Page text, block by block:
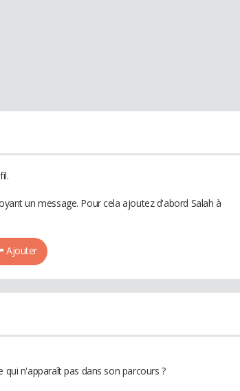
un message. Pour cela ajoutez d'abord Salah à
Ajouter
qui n'apparaît pas dans son parcours ?